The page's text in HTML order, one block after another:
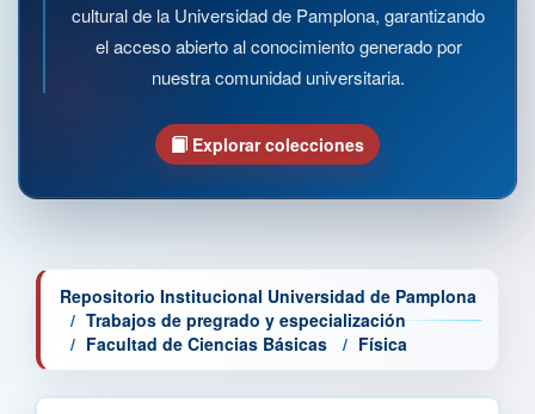
cultural de la Universidad de Pamplona, garantizando
el acceso abierto al conocimiento generado por
nuestra comunidad universitaria.
Explorar colecciones
Repositorio Institucional Universidad de Pamplona
Trabajos de pregrado y especialización
Facultad de Ciencias Básicas
Física